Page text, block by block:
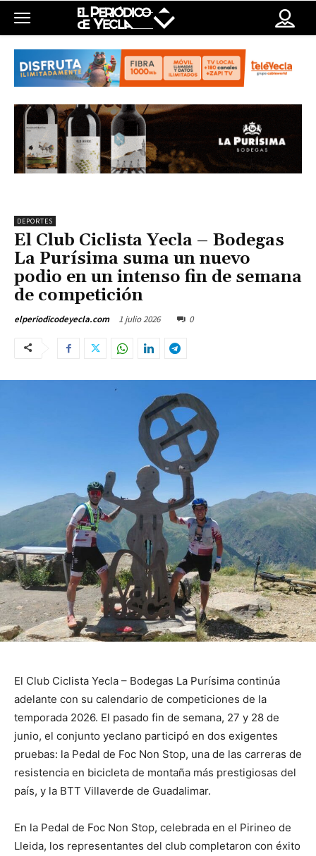
DEPORTES
El Club Ciclista Yecla – Bodegas
La Purísima suma un nuevo
podio en un intenso fin de semana
de competición
elperiodicodeyecla.com 1 julio 2026 0
El Club Ciclista Yecla – Bodegas La Purísima continúa
adelante con su calendario de competiciones de la
temporada 2026. El pasado fin de semana, 27 y 28 de
junio, el conjunto yeclano participó en dos exigentes
pruebas: la Pedal de Foc Non Stop, una de las carreras de
resistencia en bicicleta de montaña más prestigiosas del
país, y la BTT Villaverde de Guadalimar.
En la Pedal de Foc Non Stop, celebrada en el Pirineo de
Lleida, los representantes del club completaron con éxito